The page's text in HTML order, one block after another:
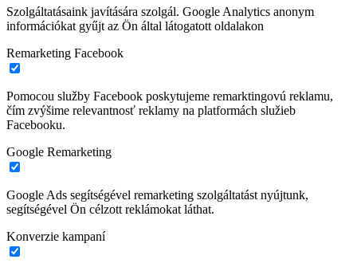
Szolgáltatásaink javítására szolgál. Google Analytics anonym
információkat gyűjt az Ön által látogatott oldalakon
Remarketing Facebook
Pomocou služby Facebook poskytujeme remarktingovú reklamu,
čím zvýšime relevantnosť reklamy na platformách služieb
Facebooku.
Google Remarketing
Google Ads segítségével remarketing szolgáltatást nyújtunk,
segítségével Ön célzott reklámokat láthat.
Konverzie kampaní